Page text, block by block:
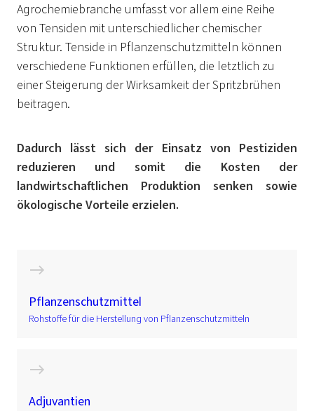
Agrochemiebranche umfasst vor allem eine Reihe
von Tensiden mit unterschiedlicher chemischer
Struktur. Tenside in Pflanzenschutzmitteln können
verschiedene Funktionen erfüllen, die letztlich zu
einer Steigerung der Wirksamkeit der Spritzbrühen
beitragen.
Dadurch lässt sich der Einsatz von Pestiziden
reduzieren und somit die Kosten der
landwirtschaftlichen Produktion senken sowie
ökologische Vorteile erzielen.
Pflanzenschutzmittel
Rohstoffe für die Herstellung von Pflanzenschutzmitteln
Adjuvantien